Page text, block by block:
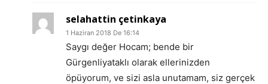
selahattin çetinkaya
1 Haziran 2018 De 16:14
Saygı değer Hocam; bende bir
Gürgenliyataklı olarak ellerinizden
öpüyorum, ve sizi asla unutamam, siz gerçek